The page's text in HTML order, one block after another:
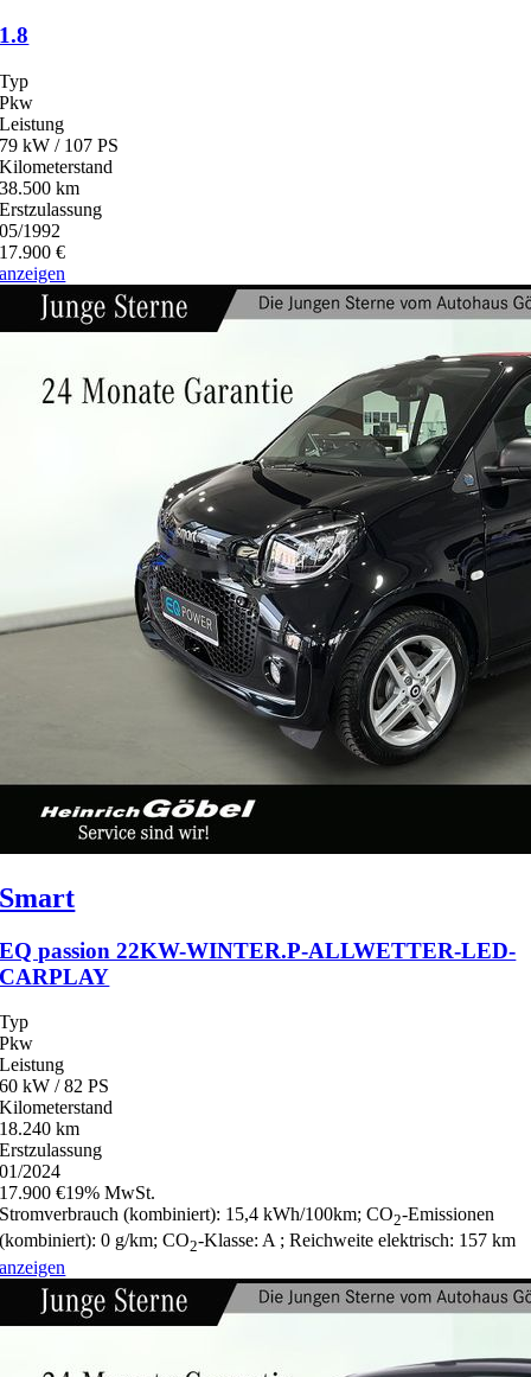
1.8
Typ
Pkw
Leistung
79 kW / 107 PS
Kilometerstand
38.500 km
Erstzulassung
05/1992
17.900 €
anzeigen
Smart
EQ passion 22KW-WINTER.P-ALLWETTER-LED-
CARPLAY
Typ
Pkw
Leistung
60 kW / 82 PS
Kilometerstand
18.240 km
Erstzulassung
01/2024
17.900 €19% MwSt.
Stromverbrauch (kombiniert): 15,4 kWh/100km;CO2-Emissionen
(kombiniert):0 g/km;CO2-Klasse:A ;Reichweite elektrisch: 157 km
anzeigen